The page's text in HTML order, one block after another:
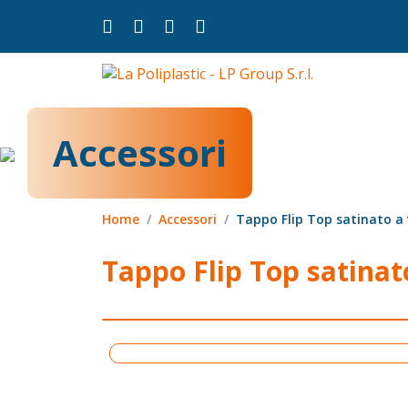
Accessori
Home Accessori Tappo Flip Top satinato a
Tappo Flip Top